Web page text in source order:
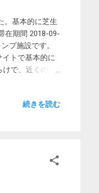
印 南乗鞍で使
ーライトのフ
しをする必要が
回のフライパン
です。これな
。基本的に芝生
在期間 2018-09-
プ施設です。
トで基本的に
で、近くの道
打ってなくて、
オドロしさが
も炊事棟も最
続きを読む